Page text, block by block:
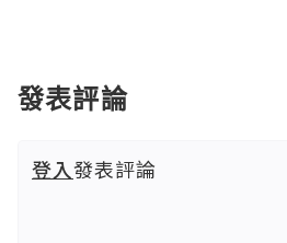
發表評論
登入發表評論